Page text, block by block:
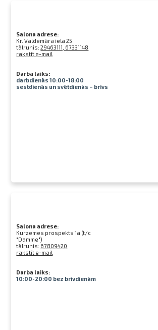
Salona adrese:
Kr. Valdemāra iela 25
tālrunis:29463111, 67331148
rakstīt e-mail
Darba laiks:
darbdienās 10:00-18:00
sestdienās un svētdienās – brīvs
Salona adrese:
Kurzemes prospekts 1a (t/c
"Damme")
tālrunis: 67809420
rakstīt e-mail
Darba laiks:
10:00-20:00 bez brīvdienām